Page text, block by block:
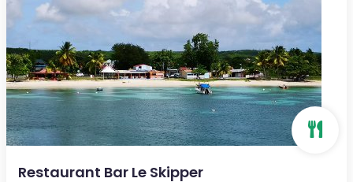
Restaurant Bar Le Skipper